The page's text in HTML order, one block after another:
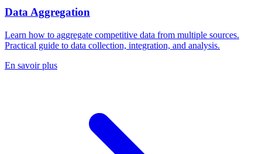
Data Aggregation
Learn how to aggregate competitive data from multiple sources.
Practical guide to data collection, integration, and analysis.
En savoir plus